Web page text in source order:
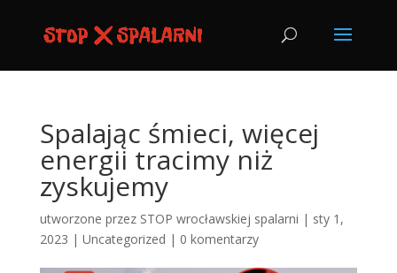
Spalając śmieci, więcej
energii tracimy niż
zyskujemy
utworzone przez STOP wrocławskiej spalarni | sty 1,
2023 | Uncategorized | 0 komentarzy